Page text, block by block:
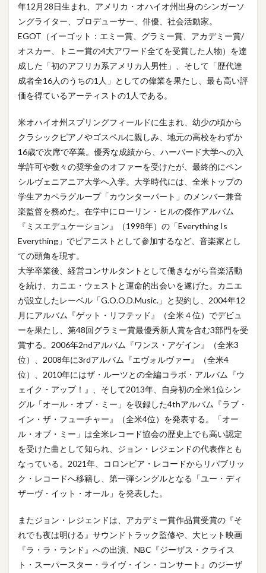
年12月28日生まれ、アメリカ・オハイオ州出身のシンガーソ
ングライター、プロデューサー、俳優、社会活動家。
EGOT（イーゴット：エミー賞、グラミー賞、アカデミー賞/
オスカー、トニー賞の4大アワード全てを受賞した人物）を達
成した「初のアフリカ系アメリカ人男性」、そして「歴代達
成者全16人のうちの1人」としての偉業を果たし、最も高い評
価を得ているアーティストの1人である。
米オハイオ州スプリングフィールドに生まれ、幼少の頃から
クラシックピアノやゴスペルに親しみ、地元の高校をわずか
16歳で次席で卒業。優秀な成績から、ハーバード大学への入
学許可や数々の奨学金のオファーを受けたが、最終的にペン
シルヴェニアニア大学へ入学。大学時代には、全米トップの
学生アカペラグループ「カウンターパート」のメンバー兼音
楽監督を務めた。在学中にローリン・ヒルの傑作アルバム
『ミスエデュケーション』（1998年）の「Everything Is
Everything」でピアニストとして参加するなど、音楽家とし
ての頭角を現す。
大学卒業後、経営コンサルタントとして働きながら音楽活動
を続け、カニエ・ウェストと運命的出会いを遂げた。カニエ
が設立したレーベル「G.O.O.D.Music.」と契約し、2004年12
月にアルバム『ゲット・リフテッド』（全米４位）でデビュ
ーを果たし、第48回グラミー賞最優秀新人賞を含む3部門を受
賞する。2006年2ndアルバム『ワンス・アゲイン』（全米3
位）、2008年に3rdアルバム『エヴォルヴァー』（全米4
位）、2010年にはザ・ルーツとの全編コラボ・アルバム『ウ
ェイク・アップ！』、そして2013年、自身初の全米1位シン
グル「オール・オブ・ミー」を収録した4thアルバム『ラブ・
イン・ザ・フューチャー』（全米4位）を発表する。「オー
ル・オブ・ミー」は全米レコード協会の歴史上でも高い認定
を受けた曲として知られ、ジョン・レジェンドの代表作とも
なっている。2021年、コロンビア・レコードからリパブリッ
ク・レコードへ移籍し、第一弾シングルとなる「ユー・ディ
ザーヴ・イット・オール」を発表した。
またジョン・レジェンドは、アカデミー賞作品賞受賞の『そ
れでも夜は明ける』サウンドトラック監修や、大ヒット映画
『ラ・ラ・ランド』への出演、NBC『ジーザス・クライス
ト・スーパースター・ライヴ・イン・コンサート』のジーザ